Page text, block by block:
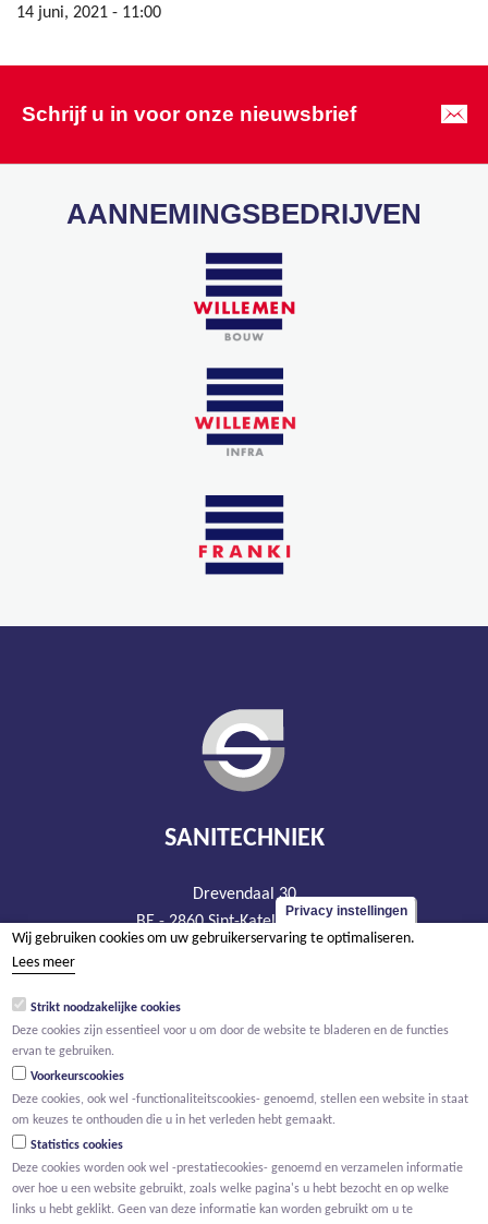
14 juni, 2021 - 11:00
Schrijf u in voor onze nieuwsbrief
AANNEMINGSBEDRIJVEN
SANITECHNIEK
Drevendaal 30
BE - 2860 Sint-Katelijne-Waver
tel +32 15 20 93 44
BTW BE 426.444.365
Privacy instellingen
Wij gebruiken cookies om uw gebruikerservaring te optimaliseren.
Lees meer
Strikt noodzakelijke cookies
Deze cookies zijn essentieel voor u om door de website te bladeren en de functies
ervan te gebruiken.
Voorkeurscookies
Deze cookies, ook wel -functionaliteitscookies- genoemd, stellen een website in staat
om keuzes te onthouden die u in het verleden hebt gemaakt.
Statistics cookies
Deze cookies worden ook wel -prestatiecookies- genoemd en verzamelen informatie
over hoe u een website gebruikt, zoals welke pagina's u hebt bezocht en op welke
links u hebt geklikt. Geen van deze informatie kan worden gebruikt om u te